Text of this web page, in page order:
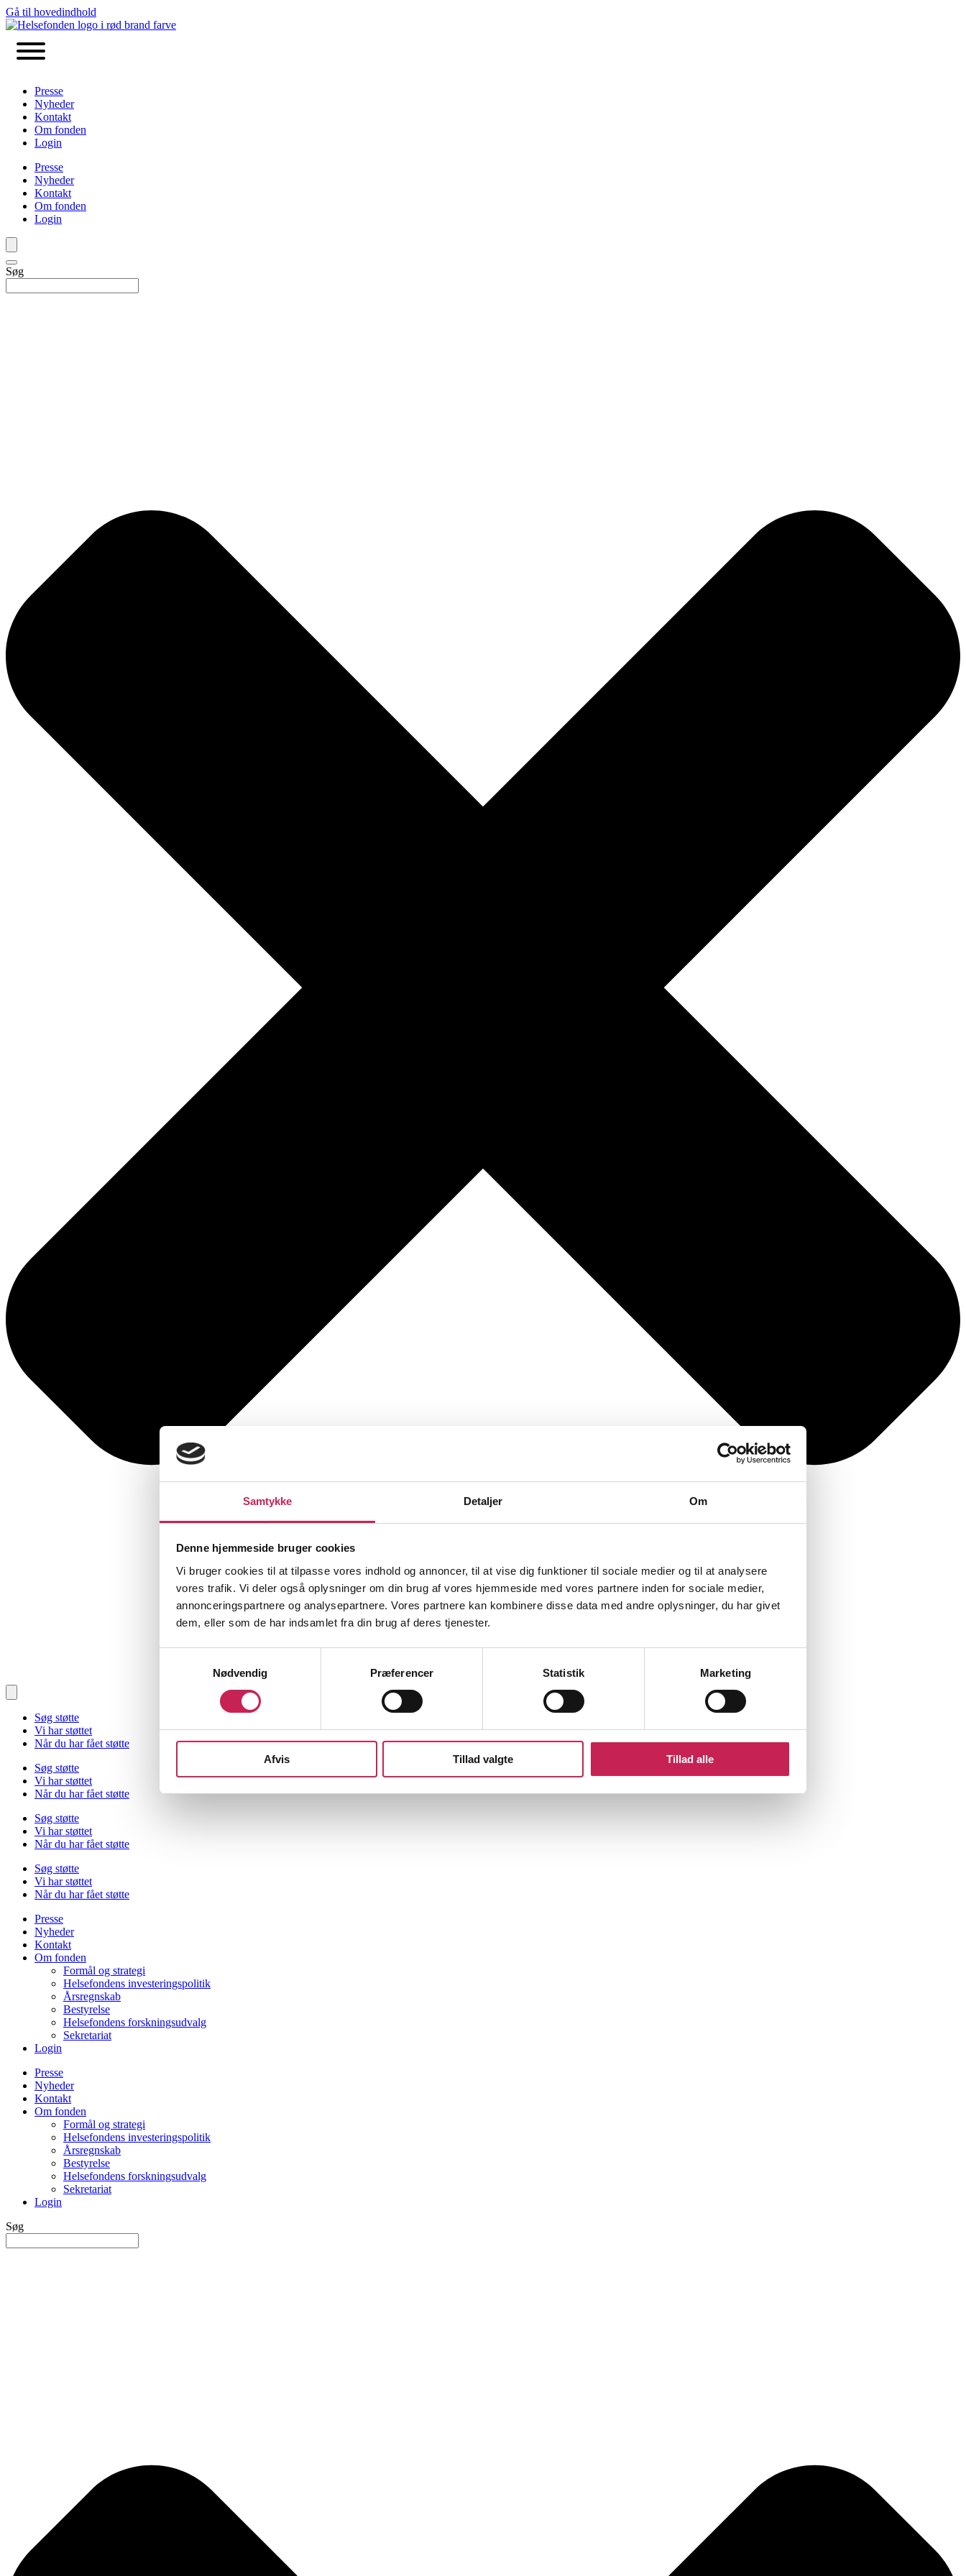
Samtykke Detaljer Om
Denne hjemmeside bruger cookies
Vi bruger cookies til at tilpasse vores indhold og annoncer, til at vise dig funktioner til sociale medier og til at analysere
vores trafik. Vi deler også oplysninger om din brug af vores hjemmeside med vores partnere inden for sociale medier,
annonceringspartnere og analysepartnere. Vores partnere kan kombinere disse data med andre oplysninger, du har givet
dem, eller som de har indsamlet fra din brug af deres tjenester.
Nødvendig
Præferencer Statistik Marketing
Afvis Tillad valgte Tillad alle
Gå til hovedindhold
Presse
Nyheder
Kontakt
Om fonden
Login
Presse
Nyheder
Kontakt
Om fonden
Login
Søg
Søg støtte
Vi har støttet
Når du har fået støtte
Søg støtte
Vi har støttet
Når du har fået støtte
Søg støtte
Vi har støttet
Når du har fået støtte
Søg støtte
Vi har støttet
Når du har fået støtte
Presse
Nyheder
Kontakt
Om fonden
Formål og strategi
Helsefondens investeringspolitik
Årsregnskab
Bestyrelse
Helsefondens forskningsudvalg
Sekretariat
Login
Presse
Nyheder
Kontakt
Om fonden
Formål og strategi
Helsefondens investeringspolitik
Årsregnskab
Bestyrelse
Helsefondens forskningsudvalg
Sekretariat
Login
Søg